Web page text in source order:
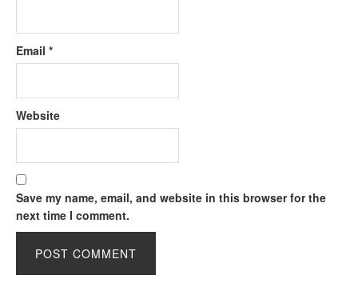
Email *
Website
Save my name, email, and website in this browser for the
next time I comment.